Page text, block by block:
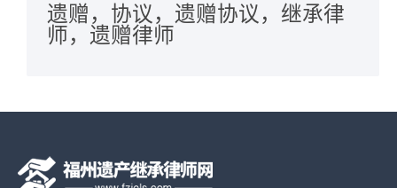
遗赠，协议，遗赠协议，继承律
师，遗赠律师